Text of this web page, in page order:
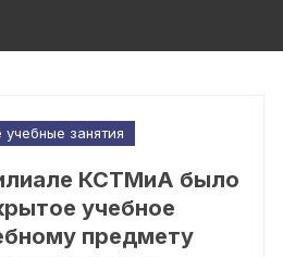
занятия
КСТМиА было
учебное
предмету